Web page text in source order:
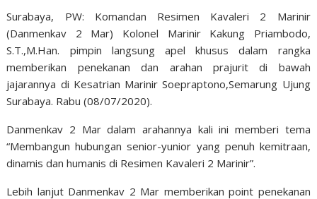
Surabaya, PW: Komandan Resimen Kavaleri 2 Marinir
(Danmenkav 2 Mar) Kolonel Marinir Kakung Priambodo,
S.T.,M.Han. pimpin langsung apel khusus dalam rangka
memberikan penekanan dan arahan prajurit di bawah
jajarannya di Kesatrian Marinir Soepraptono,Semarung Ujung
Surabaya. Rabu (08/07/2020).
Danmenkav 2 Mar dalam arahannya kali ini memberi tema
“Membangun hubungan senior-yunior yang penuh kemitraan,
dinamis dan humanis di Resimen Kavaleri 2 Marinir”.
Lebih lanjut Danmenkav 2 Mar memberikan point penekanan